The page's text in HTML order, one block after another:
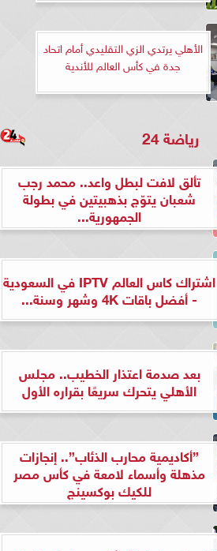
الأهلي يرتدي الزي التقليدي أمام اتحاد
جدة في كأس العالم للأندية
رياضة 24
تألق لافت لبطل واعد.. محمد رجب
شعبان يتوّج بذهبيتين في بطولة
الجمهورية...
اشتراك كاس العالم IPTV في السعودية
- أفضل باقات 4K وشهر وسنة...
بعد صدمة اعتذار الخطيب.. مجلس
الأهلي يتحرك سريعًا بقراره الأول
”أكاديمية محارب الذئاب”.. إنجازات
مذهلة وأسماء لامعة في كأس مصر
للكيك بوكسينج